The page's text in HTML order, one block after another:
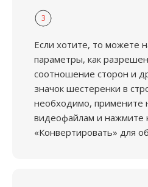
3
Если хотите, то можете
параметры, как
соотношение сторон и
значок шестеренки в
необходимо, примените
видеофайлам и нажмите
«Конвертировать» для